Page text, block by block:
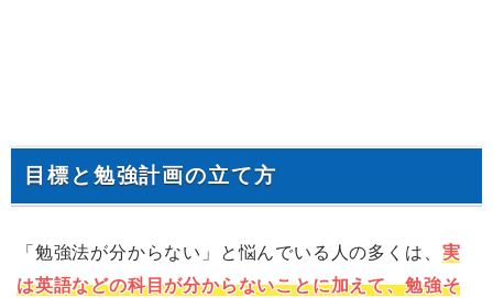
目標と勉強計画の立て方
「勉強法が分からない」と悩んでいる人の多くは、 実
は英語などの科目が分からないことに加えて、勉強そ